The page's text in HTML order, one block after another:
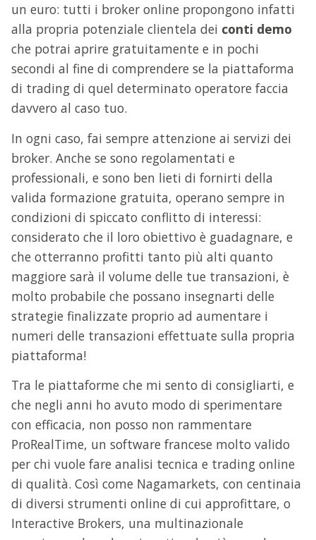
un euro: tutti i broker online propongono infatti
alla propria potenziale clientela dei conti demo
che potrai aprire gratuitamente e in pochi
secondi al fine di comprendere se la piattaforma
di trading di quel determinato operatore faccia
davvero al caso tuo.
In ogni caso, fai sempre attenzione ai servizi dei
broker. Anche se sono regolamentati e
professionali, e sono ben lieti di fornirti della
valida formazione gratuita, operano sempre in
condizioni di spiccato conflitto di interessi:
considerato che il loro obiettivo è guadagnare, e
che otterranno profitti tanto più alti quanto
maggiore sarà il volume delle tue transazioni, è
molto probabile che possano insegnarti delle
strategie finalizzate proprio ad aumentare i
numeri delle transazioni effettuate sulla propria
piattaforma!
Tra le piattaforme che mi sento di consigliarti, e
che negli anni ho avuto modo di sperimentare
con efficacia, non posso non rammentare
ProRealTime, un software francese molto valido
per chi vuole fare analisi tecnica e trading online
di qualità. Così come Nagamarkets, con centinaia
di diversi strumenti online di cui approfittare, o
Interactive Brokers, una multinazionale